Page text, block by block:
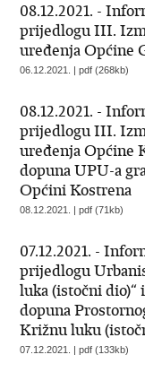
08.12.2021. -
prijedlogu III.
uređenja Općine
06.12.2021. | pdf (268kb)
08.12.2021. -
prijedlogu III.
uređenja Općine
dopuna UPU-a
Općini Kostrena
08.12.2021. | pdf (71kb)
07.12.2021. -
prijedlogu
luka (istočni
dopuna
Križnu luku
07.12.2021. | pdf (133kb)